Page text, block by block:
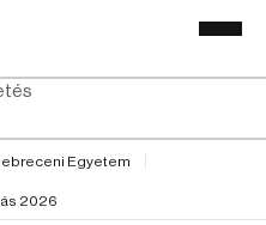
Egyetem
2026